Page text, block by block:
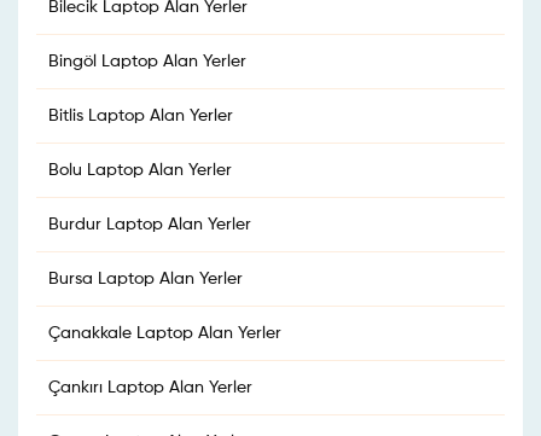
Bilecik Laptop Alan Yerler
Bingöl Laptop Alan Yerler
Bitlis Laptop Alan Yerler
Bolu Laptop Alan Yerler
Burdur Laptop Alan Yerler
Bursa Laptop Alan Yerler
Çanakkale Laptop Alan Yerler
Çankırı Laptop Alan Yerler